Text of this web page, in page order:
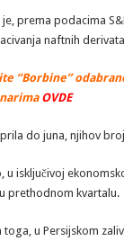
je, prema podacima
naftnih
“Borbine”
OVDE
do juna, njihov
u isključivoj
prethodnom kvartalu.
toga, u Persijskom